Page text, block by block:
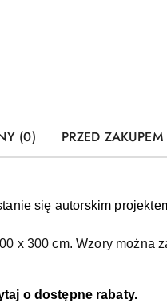
(0) PRZED
się autorskim
x 300 cm. Wzory można
o dostępne rabaty.